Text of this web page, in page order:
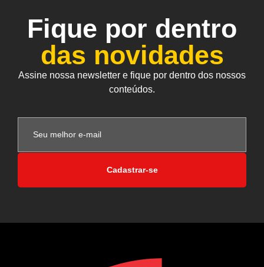
Fique por dentro
das novidades
Assine nossa newsletter e fique por dentro dos nossos
conteúdos.
Cadastrar-se